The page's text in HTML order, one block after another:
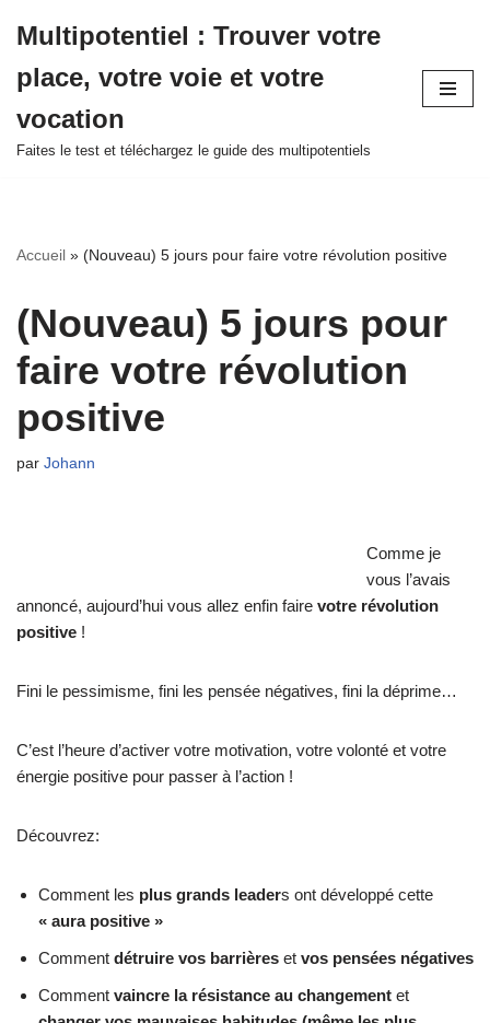
au
contenu
Multipotentiel : Trouver votre
place, votre voie et votre
vocation
Faites le test et téléchargez le guide des multipotentiels
Accueil » (Nouveau) 5 jours pour faire votre révolution positive
(Nouveau) 5 jours pour
faire votre révolution
positive
par Johann
Comme je
vous l’avais
annoncé, aujourd’hui vous allez enfin faire votre révolution
positive !
Fini le pessimisme, fini les pensée négatives, fini la déprime…
C’est l’heure d’activer votre motivation, votre volonté et votre
énergie positive pour passer à l’action !
Découvrez:
Comment les plus grands leaders ont développé cette
« aura positive »
Comment détruire vos barrières et vos pensées négatives
Comment vaincre la résistance au changement et